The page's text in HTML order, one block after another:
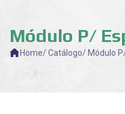
OUTLET
Módulo P/
Home/ Catálogo/ Módulo